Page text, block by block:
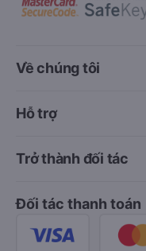
Về chúng tôi
Hỗ trợ
Trở thành đối tác
Đối tác thanh toán